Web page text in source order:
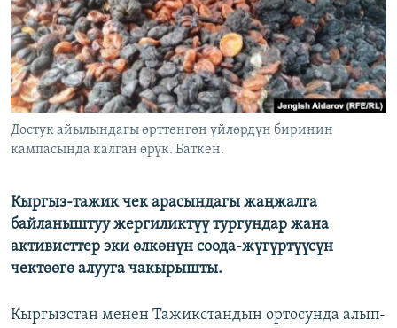
ЫҢГАЙСЫЗ СУРООЛОР
ЭЕ/АРнун бардык сайттары
Достук айылындагы өрттөнгөн үйлөрдүн биринин
кампасында калган өрүк. Баткен.
Кыргыз-тажик чек арасындагы жаңжалга
байланыштуу жергиликтүү тургундар жана
активисттер эки өлкөнүн соода-жүгүртүүсүн
чектөөгө алууга чакырышты.
Кыргызстан менен Тажикстандын ортосунда алып-